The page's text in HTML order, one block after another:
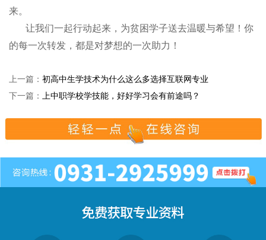
来。
让我们一起行动起来，为贫困学子送去温暖与希望！你
的每一次转发，都是对梦想的一次助力！
上一篇： 初高中生学技术为什么这么多选择互联网专业
下一篇： 上中职学校学技能，好好学习会有前途吗？